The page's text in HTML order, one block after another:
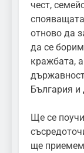
чест,
отново да
да се
кражбата,
България и
Ще се
ще